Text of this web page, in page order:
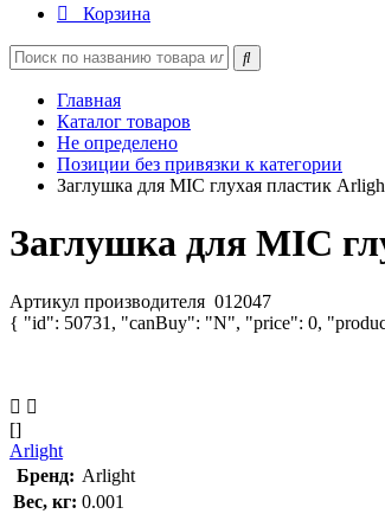
Корзина
Главная
Каталог товаров
Не определено
Позиции без привязки к категории
Заглушка для MIC глухая пластик
Заглушка для MIC
Артикул производителя 012047
{ "id": 50731, "canBuy": "N", "price": 0,
[]
Arlight
Бренд: Arlight
Вес, кг: 0.001